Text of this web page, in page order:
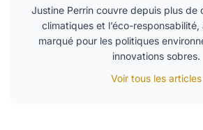
Justine Perrin couvre depuis plus de
climatiques et l’éco-
marqué pour les politiques
innovations sobres.
Voir tous les articles